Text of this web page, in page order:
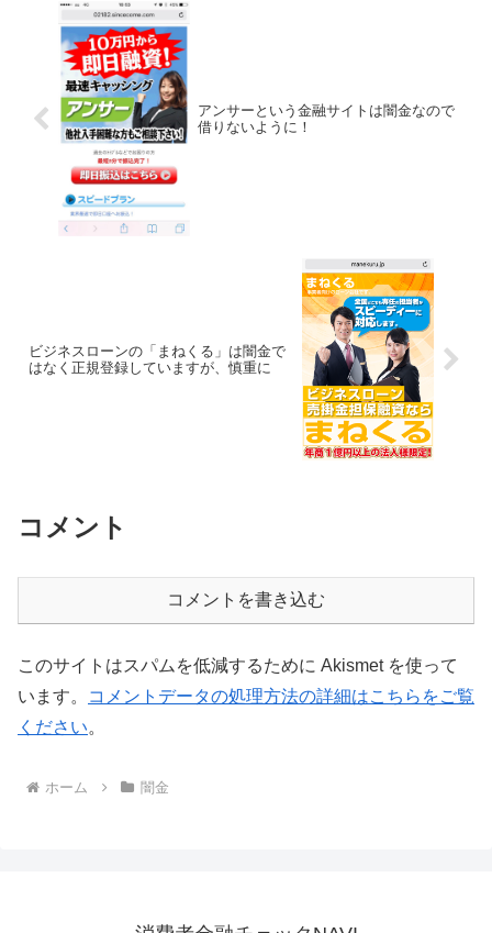
アンサーという金融サイトは闇金なので
借りないように！
ビジネスローンの「まねくる」は闇金で
はなく正規登録していますが、慎重に
コメント
コメントを書き込む
このサイトはスパムを低減するために Akismet を使って
います。
コメントデータの処理方法の詳細はこちらをご覧
ください。
ホーム 闇金